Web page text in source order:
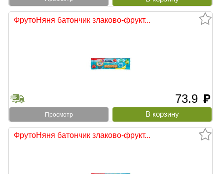
ФрутоНяня батончик злаково-фрукт...
73.9 руб
Просмотр
ФрутоНяня батончик злаково-фрукт...